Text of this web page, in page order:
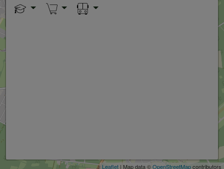
+
Leaflet | Map data ©OpenStreetMapcontributors